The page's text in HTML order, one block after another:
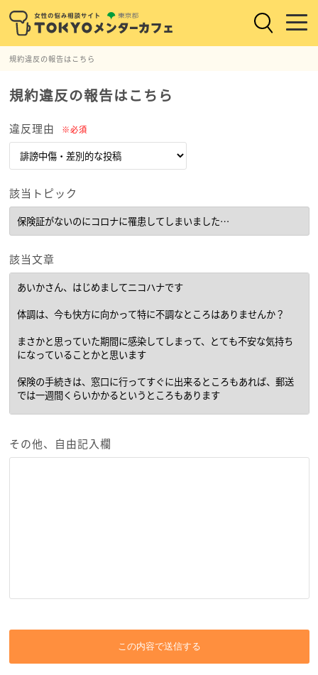
規約違反の報告はこちら
規約違反の報告はこちら
違反理由 ※必須
該当トピック
該当文章
その他、自由記入欄
この内容で送信する